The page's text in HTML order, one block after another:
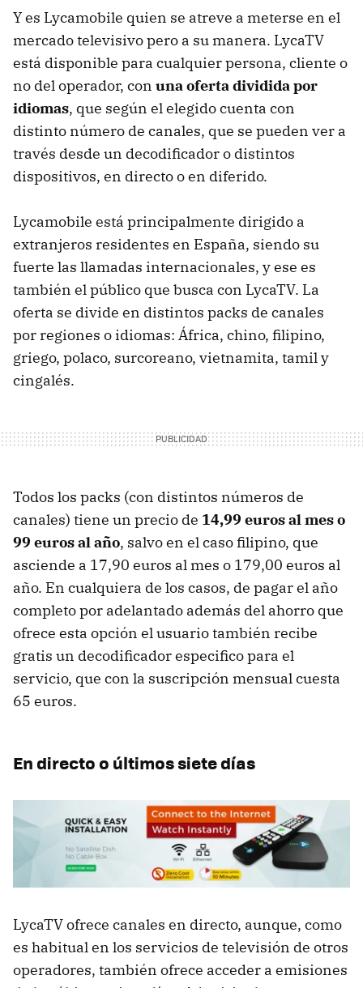
Y es Lycamobile quien se atreve a meterse en el
mercado televisivo pero a su manera. LycaTV
está disponible para cualquier persona, cliente o
no del operador, con una oferta dividida por
idiomas, que según el elegido cuenta con
distinto número de canales, que se pueden ver a
través desde un decodificador o distintos
dispositivos, en directo o en diferido.
Lycamobile está principalmente dirigido a
extranjeros residentes en España, siendo su
fuerte las llamadas internacionales, y ese es
también el público que busca con LycaTV. La
oferta se divide en distintos packs de canales
por regiones o idiomas: África, chino, filipino,
griego, polaco, surcoreano, vietnamita, tamil y
cingalés.
Todos los packs (con distintos números de
canales) tiene un precio de 14,99 euros al mes o
99 euros al año, salvo en el caso filipino, que
asciende a 17,90 euros al mes o 179,00 euros al
año. En cualquiera de los casos, de pagar el año
completo por adelantado además del ahorro que
ofrece esta opción el usuario también recibe
gratis un decodificador especifico para el
servicio, que con la suscripción mensual cuesta
65 euros.
En directo o últimos siete días
LycaTV ofrece canales en directo, aunque, como
es habitual en los servicios de televisión de otros
operadores, también ofrece acceder a emisiones